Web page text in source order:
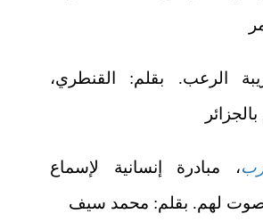
الرعب. بقلم: القنطري،
، مبادرة إنسانية لإسماع
لهم. بقلم: محمد سيف